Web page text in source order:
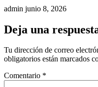
admin junio 8, 2026
Deja una
Tu dirección de correo
obligatorios están marcados
Comentario *